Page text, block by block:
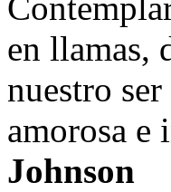
en llamas,
nuestro
amorosa e
Johnson